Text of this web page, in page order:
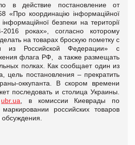
в действие постановление от
«Про координацію інформаційної
інформаційної безпеки на території
роках», согласно которому
на товарах броскую пометку с
из Российской Федерации» с
флага РФ, а также размещать
полках. Как сообщает один из
цель постановления – прекратить
оккупанта. В скором времени
последовать и столица Украины.
ubr.ua , в комиссии Киеврады по
российских товаров